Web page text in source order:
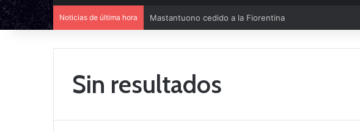
Noticias de última hora Mastantuono cedido a la Fiorentina
Sin resultados